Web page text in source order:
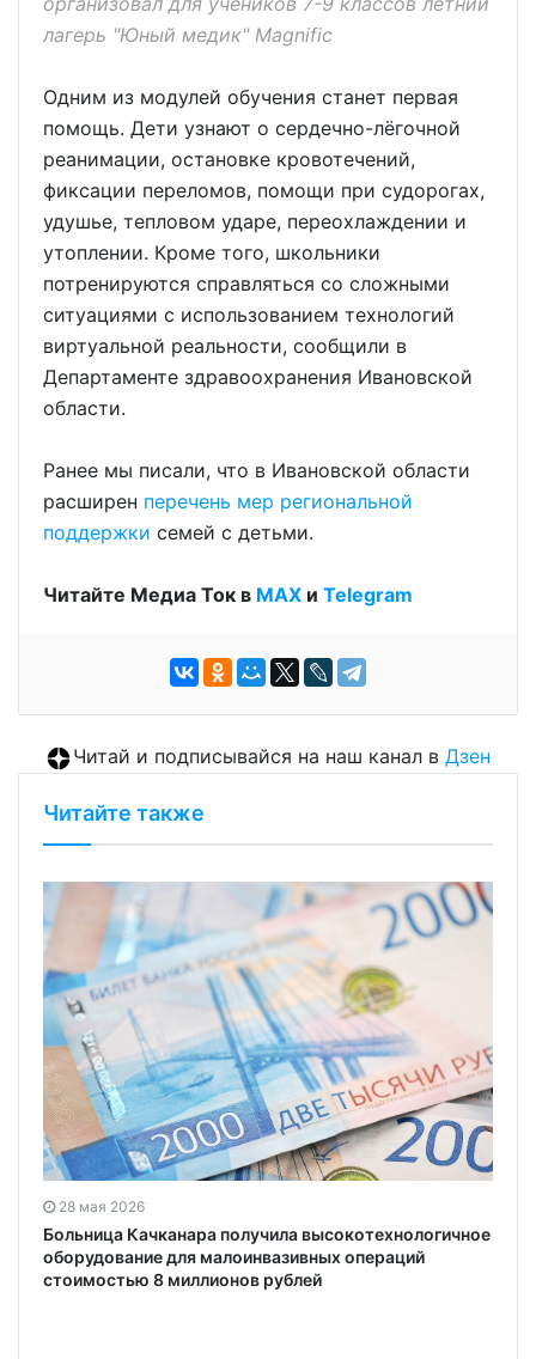
лагерь "Юный медик" Magnific
Одним из модулей обучения станет первая
помощь. Дети узнают о сердечно-лёгочной
реанимации, остановке кровотечений,
фиксации переломов, помощи при судорогах,
удушье, тепловом ударе, переохлаждении и
утоплении. Кроме того, школьники
потренируются справляться со сложными
ситуациями с использованием технологий
виртуальной реальности, сообщили в
Департаменте здравоохранения Ивановской
области.
Ранее мы писали, что в Ивановской области
расширен перечень мер региональной
поддержки семей с детьми.
Читайте Медиа Ток в МАХ и Telegram
Читай и подписывайся на наш канал в Дзен
Читайте также
28 мая 2026
Больница Качканара получила высокотехнологичное
оборудование для малоинвазивных операций
стоимостью 8 миллионов рублей